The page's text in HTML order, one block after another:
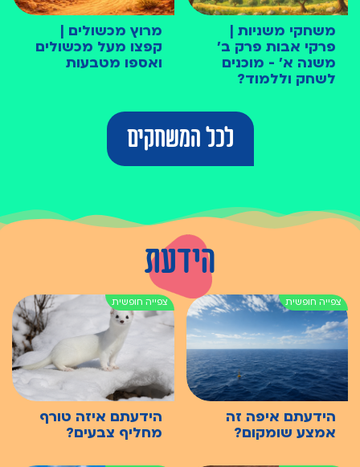
משחקי משניות |
פרקי אבות פרק ב׳
משנה א׳ - מוכנים
לשחק וללמוד?
מרוץ מכשולים |
קפצו מעל מכשולים
ואספו מטבעות
לכל המשחקים
הידעת
הידעתם איפה זה
אמצע שומקום?
הידעתם איזה טורף
מחליף צבעים?